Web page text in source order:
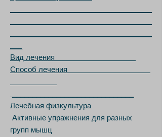
Вид лечения
Способ лечения
Лечебная физкультура
Активные упражнения для разных
групп мышц